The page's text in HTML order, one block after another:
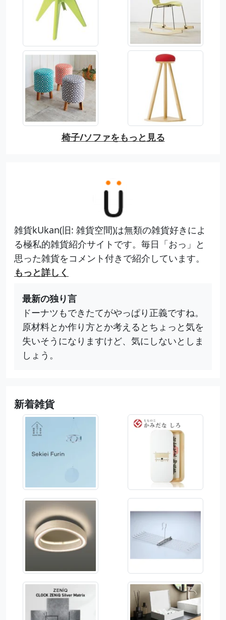
椅子/ソファをもっと見る
雑貨kUkan(旧: 雑貨空間)は無類の雑貨好きによ
る極私的雑貨紹介サイトです。毎日「おっ」と
思った雑貨をコメント付きで紹介しています。
もっと詳しく
最新の独り言
ドーナツもできたてがやっぱり正義ですね。
原材料とか作り方とか考えるとちょっと気を
失いそうになりますけど、気にしないとしま
しょう。
新着雑貨